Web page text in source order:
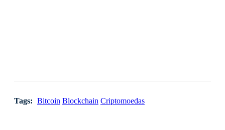
Tags: Bitcoin Blockchain Criptomoedas